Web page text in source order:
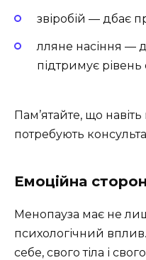
звіробій — дбає
лляне насіння —
підтримує рівень
Пам’ятайте, що
потребують
Емоційна
Менопауза має не
психологічний
себе, свого тіла і